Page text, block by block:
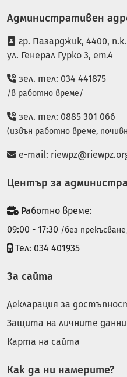
Административен
гр. Пазарджик, 4400,
ул. Генерал Гурко 3, ет.4
зел. тел: 034 441875
/в работно време/
зел. тел: 0885 301 066
(извън работно време,
e-mail:
Център за
Работно време:
09:00 - 17:30 /без
Тел: 034 401935
За сайта
Декларация за
Защита на личните данни
Карта на сайта
Как да ни намерите?